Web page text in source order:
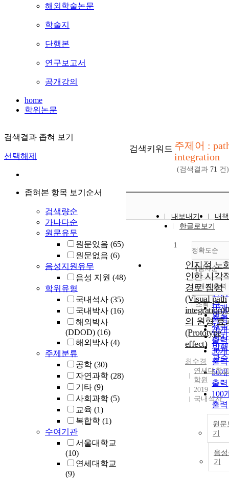
해외학술논문
학술지
단행본
연구보고서
공개강의
home
학위논문
검색결과 좁혀 보기
선택해제
좁혀본 항목 보기순서
검색량순
가나다순
원문유무
원문있음 (65)
원문없음 (6)
음성지원유무
음성 지원 (48)
학위유형
국내석사 (35)
국내박사 (16)
해외박사
(DDOD) (16)
해외박사 (4)
주제분류
공학 (30)
자연과학 (28)
기타 (9)
사회과학 (5)
교육 (1)
복합학 (1)
수여기관
서울대학교
(10)
연세대학교
(9)
검색키워드 주제어 :
integration
(검색결과 71 건)
내보내기
내
한글로보기
정확도순
정
순
인
순
연
제
저
발
관순
내림차순
내
10개씩 출력
10
출력
20
출력
30
출력
50
출력
100
출력
조회
1
인지적 노
인한 시각
경로 집성
(Visual path
integration)
의 원형 효
(Prototype
effect)
최수경
연세대학
학원
2019
국내석사
원문
기
음
기